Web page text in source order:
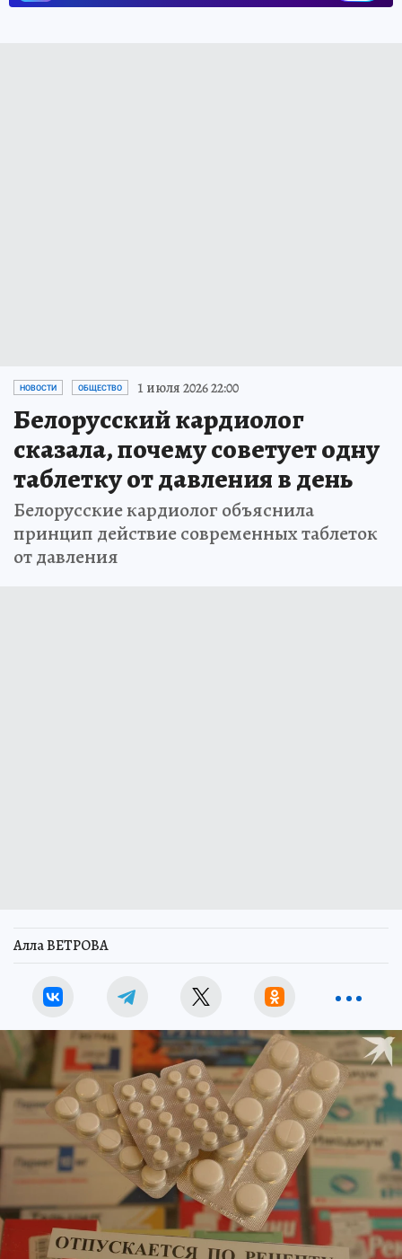
НОВОСТИ ОБЩЕСТВО 1 июля 2026 22:00
Белорусский кардиолог
сказала, почему советует одну
таблетку от давления в день
Белорусские кардиолог объяснила
принцип действие современных таблеток
от давления
Алла ВЕТРОВА